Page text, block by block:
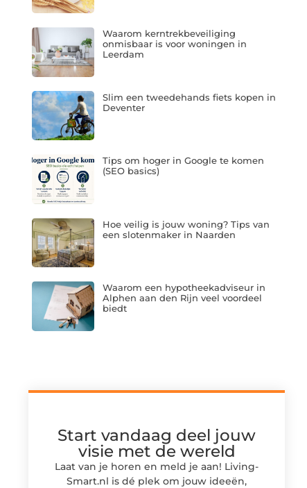
Waarom kerntrekbeveiliging
onmisbaar is voor woningen in
Leerdam
Slim een tweedehands fiets kopen in
Deventer
Tips om hoger in Google te komen
(SEO basics)
Hoe veilig is jouw woning? Tips van
een slotenmaker in Naarden
Waarom een hypotheekadviseur in
Alphen aan den Rijn veel voordeel
biedt
Start vandaag deel jouw
visie met de wereld
Laat van je horen en meld je aan! Living-
Smart.nl is dé plek om jouw ideeën,